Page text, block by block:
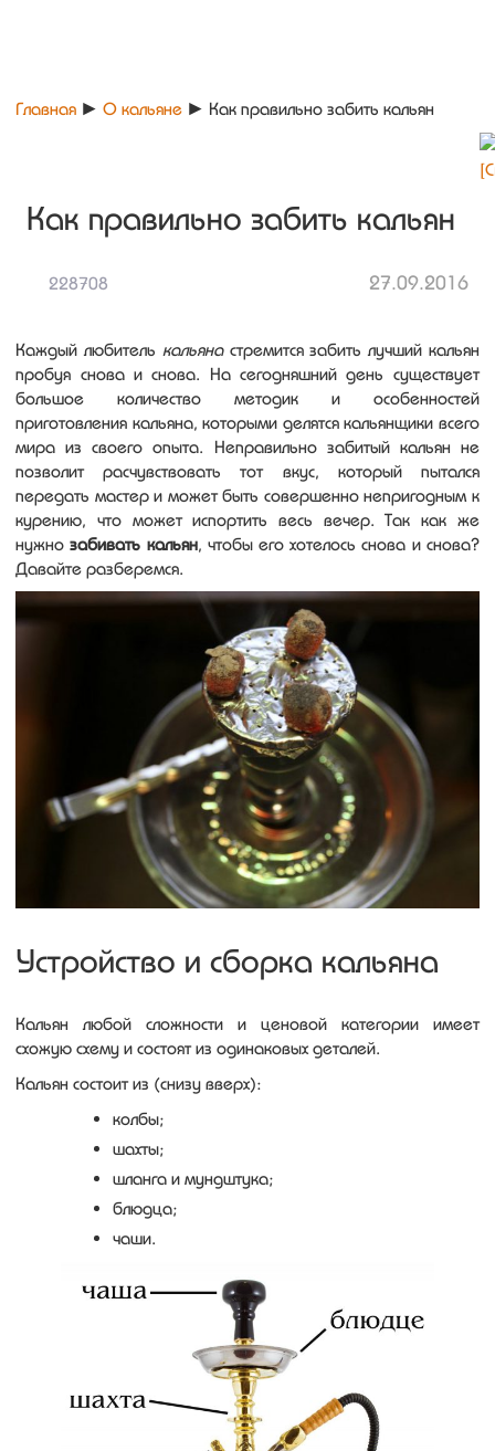
Главная ►О кальяне ► Как правильно забить кальян
Как правильно забить кальян
27.09.2016
228708
Каждый любитель кальянастремится забить лучший кальян
пробуя снова и снова. На сегодняшний день существует
большое количество методик и особенностей
приготовления кальяна, которыми делятся кальянщики всего
мира из своего опыта. Неправильно забитый кальян не
позволит расчувствовать тот вкус, который пытался
передать мастер и может быть совершенно непригодным к
курению, что может испортить весь вечер. Так как же
нужнозабивать кальян, чтобы его хотелось снова и снова?
Давайте разберемся.
Устройство и сборка кальяна
Кальян любой сложности и ценовой категории имеет
схожую схему и состоят из одинаковых деталей.
Кальян состоит из (снизу вверх):
колбы;
шахты;
шланга и мундштука;
блюдца;
чаши.